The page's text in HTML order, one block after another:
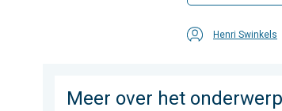
Henri Swinkels
Meer over het onderwerp